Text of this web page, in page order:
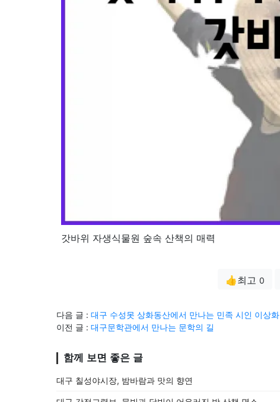
갓바위 자생식물원 숲속 산책의 매력
👍최고 0
다음 글 : 대구 수성못 상화동산에서 만나는 민족 시인 이상화
이전 글 : 대구문학관에서 만나는 문학의 길
함께 보면 좋은 글
대구 칠성야시장, 밤바람과 맛의 향연